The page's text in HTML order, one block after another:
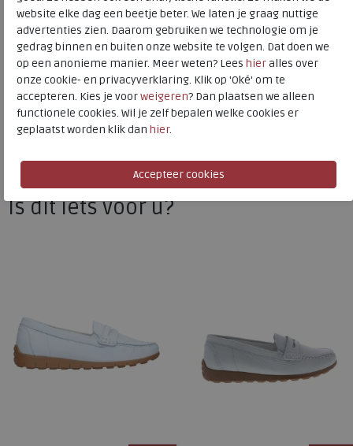
Waldlaufer
Toon alles vanWaldlaufer
Naar alleinstappers dames
Is dit iets voor u?
website elke dag een beetje beter. We laten je graag nuttige
advertenties zien. Daarom gebruiken we technologie om je
gedrag binnen en buiten onze website te volgen. Dat doen we
op een anonieme manier. Meer weten? Lees hieralles over
onze cookie- en privacyverklaring. Klik op 'Oké' om te
accepteren. Kies je voorweigeren? Dan plaatsen we alleen
functionele cookies. Wil je zelf bepalen welke cookies er
geplaatst worden klik dan hier.